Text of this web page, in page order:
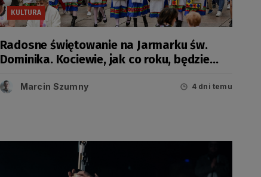
KULTURA
Radosne świętowanie na Jarmarku św.
Dominika. Kociewie, jak co roku, będzie
Marcin Szumny 4 dni temu